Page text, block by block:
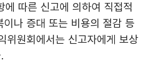
에 따른 신고에 의하여 직접적
나 증대 또는 비용의 절감 등
위원회에서는 신고자에게 보상